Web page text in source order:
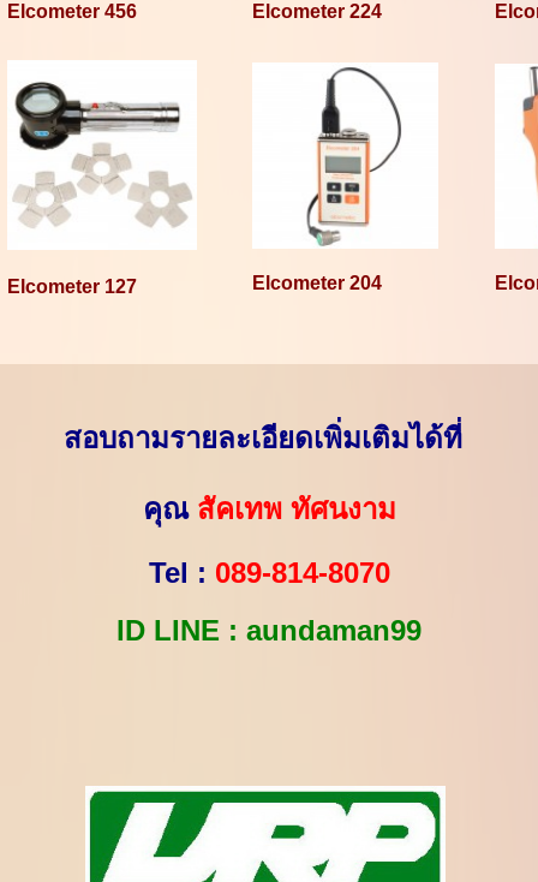
Elcometer 456 Elcometer 224
Elcometer 127 Elcometer 204
สอบถามรายละเอียดเพิ่มเติมได้ที่
คุณสัคเทพ ทัศนงาม
Tel : 089-814-8070
ID LINE : aundaman99